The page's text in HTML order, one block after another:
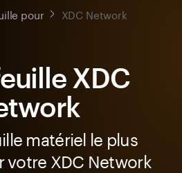
pour XDC Network
XDC
matériel le plus
votre XDC Network